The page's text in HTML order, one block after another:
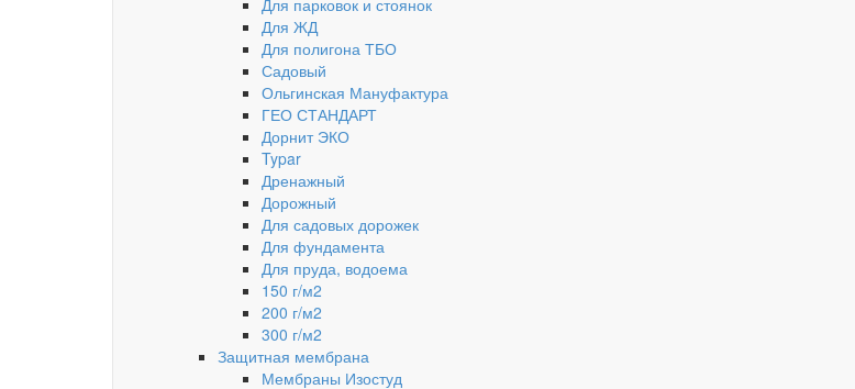
Для парковок и стоянок
Для ЖД
Для полигона ТБО
Садовый
Ольгинская Мануфактура
ГЕО СТАНДАРТ
Дорнит ЭКО
Typar
Дренажный
Дорожный
Для садовых дорожек
Для фундамента
Для пруда, водоема
150 г/м2
200 г/м2
300 г/м2
Защитная мембрана
Мембраны Изостуд